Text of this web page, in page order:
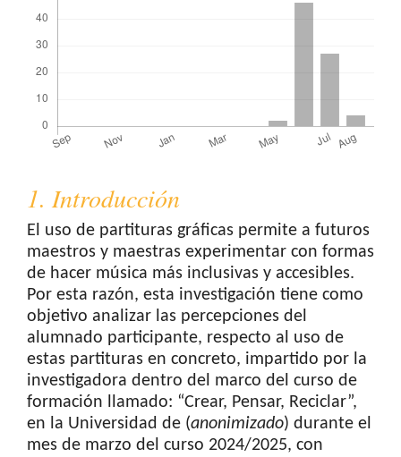
1. Introducción
El uso de partituras gráficas permite a futuros
maestros y maestras experimentar con formas
de hacer música más inclusivas y accesibles.
Por esta razón, esta investigación tiene como
objetivo analizar las percepciones del
alumnado participante, respecto al uso de
estas partituras en concreto, impartido por la
investigadora dentro del marco del curso de
formación llamado: “Crear, Pensar, Reciclar”,
en la Universidad de (anonimizado) durante el
mes de marzo del curso 2024/2025, con